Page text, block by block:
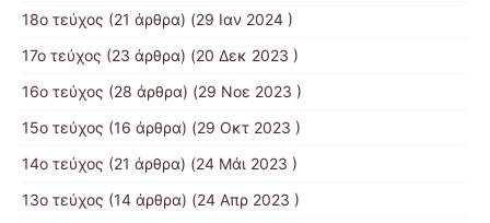
18ο τεύχος (21 άρθρα) (29 Ιαν 2024 )
17o τεύχος (23 άρθρα) (20 Δεκ 2023 )
16ο τεύχος (28 άρθρα) (29 Νοε 2023 )
15ο τεύχος (16 άρθρα) (29 Οκτ 2023 )
14ο τεύχος (21 άρθρα) (24 Μάι 2023 )
13ο τεύχος (14 άρθρα) (24 Απρ 2023 )